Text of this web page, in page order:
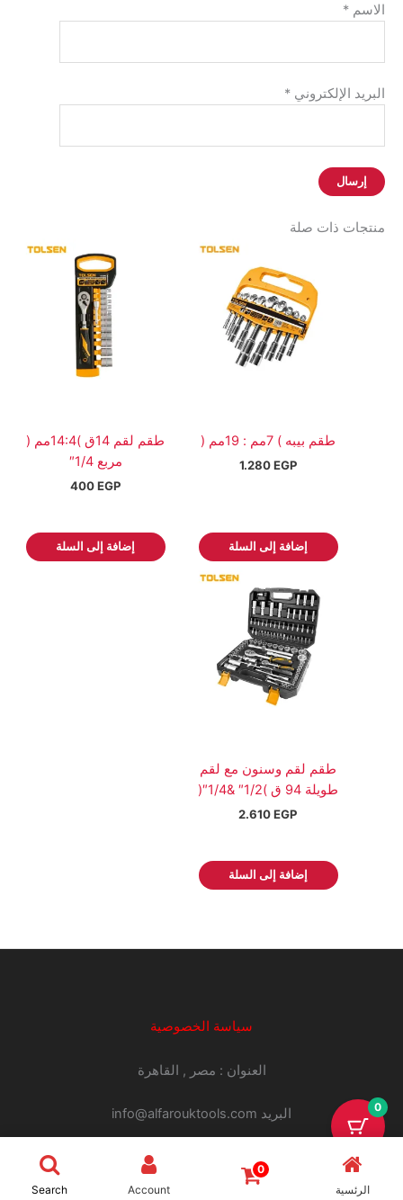
الاسم *
البريد الإلكتروني *
منتجات ذات صلة
طقم بيبه ) 7مم : 19مم (
1.280EGP
إضافة إلى السلة
طقم لقم 14ق )14:4مم (
مربع 1/4″
400EGP
إضافة إلى السلة
طقم لقم وسنون مع لقم
طويلة 94 ق )1/2″ &1/4″(
2.610EGP
إضافة إلى السلة
سياسة الخصوصية
العنوان : مصر , القاهرة
البريد info@alfarouktools.com
01007096751 الرئسية
0
Account
Search
0